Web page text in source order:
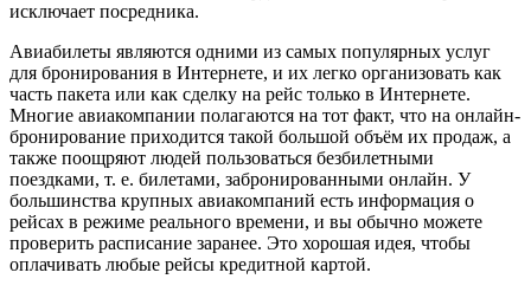
исключает посредника.
Авиабилеты являются одними из самых популярных услуг
для бронирования в Интернете, и их легко организовать как
часть пакета или как сделку на рейс только в Интернете.
Многие авиакомпании полагаются на тот факт, что на онлайн-
бронирование приходится такой большой объём их продаж, а
также поощряют людей пользоваться безбилетными
поездками, т. е. билетами, забронированными онлайн. У
большинства крупных авиакомпаний есть информация о
рейсах в режиме реального времени, и вы обычно можете
проверить расписание заранее. Это хорошая идея, чтобы
оплачивать любые рейсы кредитной картой.